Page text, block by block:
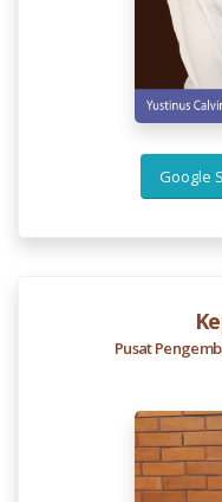
Google
Pusat